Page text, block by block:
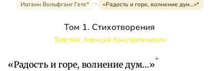
Иоганн Вольфганг Гете*
«Радость и горе, волнение дум…»*
Том 1. Стихотворения
Толстой, Алексей Константинович
«Радость и горе, волнение дум…»*